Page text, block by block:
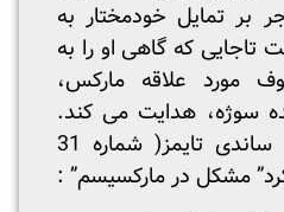
تمایل خودمختار به
که گاهی او را به
مورد علاقه مارکس،
سوژه، هدایت می کند.
برجر یکبار در روزنامه ساندی تایمز( شماره 31